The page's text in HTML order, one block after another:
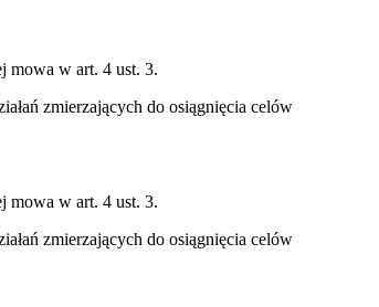
mowa w art. 4 ust. 3.
zmierzających do osiągnięcia celów
mowa w art. 4 ust. 3.
zmierzających do osiągnięcia celów